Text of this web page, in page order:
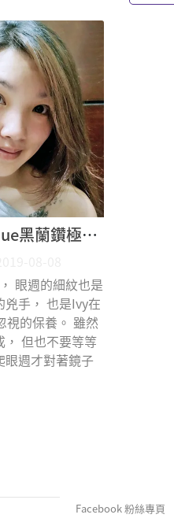
涵沛Hanpeique黑蘭鑽極致逆齡眼霜 Ivy愛寶v 體驗分享
眼週的細紋也是
兇手， 也是Ivy在
視的保養。 雖然
， 但也不要等等
眼週才對著鏡子
Facebook 粉絲專頁